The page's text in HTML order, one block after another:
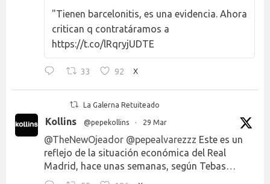
"Tienen barcelonitis, es una evidencia. Ahora
critican q contratáramos a
https://t.co/lRqryjUDTE
33 92 X
La Galerna Retuiteado
Kollins @pepekollins · 29 Mar
@TheNewOjeador @pepealvarezzz Este es un
reflejo de la situación económica del Real
Madrid, hace unas semanas, según Tebas…